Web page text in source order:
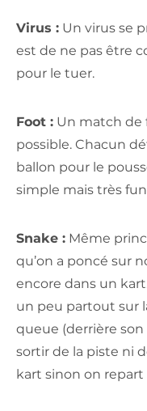
Virus : Un virus se
est de ne pas être
pour le tuer.
Foot : Un match de
possible. Chacun
ballon pour le
simple mais très
Snake : Même
qu’on a poncé sur
encore dans un
un peu partout sur
queue (derrière
sortir de la piste ni
kart sinon on repart